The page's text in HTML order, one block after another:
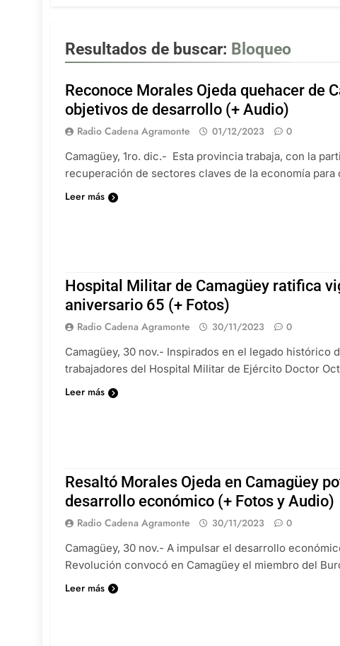
Resultados de buscar: Bloqueo
Reconoce Morales Ojeda quehacer de
objetivos de desarrollo (+ Audio)
Radio Cadena Agramonte 01/12/2023
0
Camagüey, 1ro. dic.- Esta provincia trabaja, con la
recuperación de sectores claves de la economía
Leer más
Hospital Militar de Camagüey ratifica
aniversario 65 (+ Fotos)
Radio Cadena Agramonte 30/11/2023
0
Camagüey, 30 nov.- Inspirados en el legado histórico
trabajadores del Hospital Militar de Ejército Doctor
Leer más
Resaltó Morales Ojeda en Camagüey
desarrollo económico (+ Fotos y Audio)
Radio Cadena Agramonte 30/11/2023
0
Camagüey, 30 nov.- A impulsar el desarrollo
Revolución convocó en Camagüey el miembro del
Leer más